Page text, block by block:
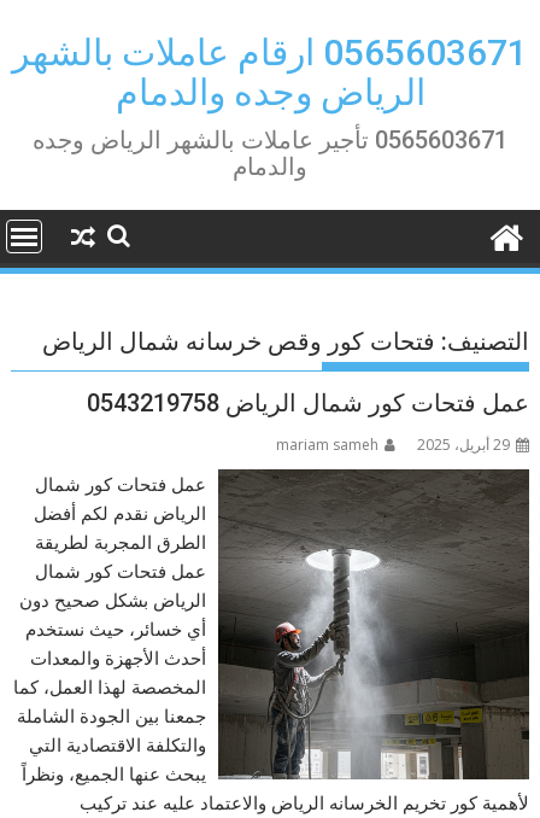
content
0565603671 ارقام عاملات بالشهر
الرياض وجده والدمام
0565603671 تأجير عاملات بالشهر الرياض وجده
والدمام
التصنيف: فتحات كور وقص خرسانه شمال الرياض
عمل فتحات كور شمال الرياض 0543219758
29 أبريل، 2025 mariam sameh
عمل فتحات كور شمال
الرياض نقدم لكم أفضل
الطرق المجربة لطريقة
عمل فتحات كور شمال
الرياض بشكل صحيح دون
أي خسائر، حيث نستخدم
أحدث الأجهزة والمعدات
المخصصة لهذا العمل، كما
جمعنا بين الجودة الشاملة
والتكلفة الاقتصادية التي
يبحث عنها الجميع، ونظراً
لأهمية كور تخريم الخرسانه الرياض والاعتماد عليه عند تركيب